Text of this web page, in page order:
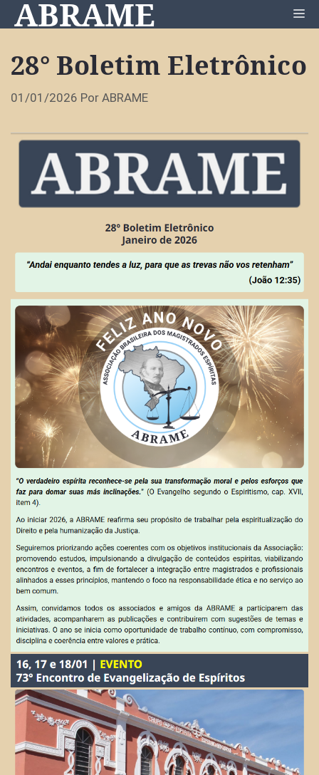
Pular
para
conteúdo
ABRAME
28° Boletim Eletrônico
01/01/2026 Por ABRAME